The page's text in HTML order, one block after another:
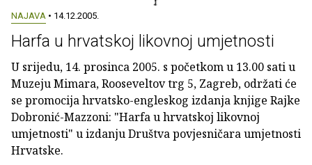
NAJAVA • 14.12.2005.
Harfa u hrvatskoj likovnoj umjetnosti
U srijedu, 14. prosinca 2005. s početkom u 13.00 sati u
Muzeju Mimara, Rooseveltov trg 5, Zagreb, održati će
se promocija hrvatsko-engleskog izdanja knjige Rajke
Dobronić-Mazzoni: "Harfa u hrvatskoj likovnoj
umjetnosti" u izdanju Društva povjesničara umjetnosti
Hrvatske.